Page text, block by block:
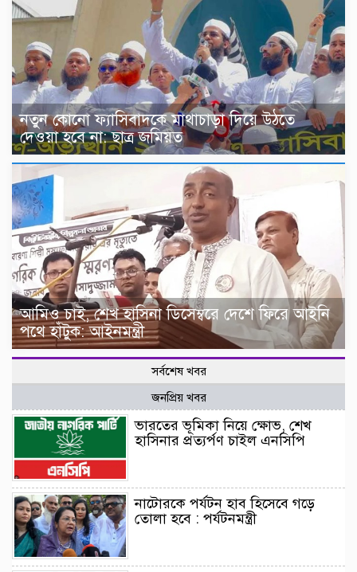
নতুন কোনো ফ্যাসিবাদকে মাথাচাড়া দিয়ে উঠতে
দেওয়া হবে না: ছাত্র জমিয়ত
আমিও চাই, শেখ হাসিনা ডিসেম্বরে দেশে ফিরে আইনি
পথে হাঁটুক: আইনমন্ত্রী
সর্বশেষ খবর
জনপ্রিয় খবর
ভারতের ভূমিকা নিয়ে ক্ষোভ, শেখ
হাসিনার প্রত্যর্পণ চাইল এনসিপি
নাটোরকে পর্যটন হাব হিসেবে গড়ে
তোলা হবে : পর্যটনমন্ত্রী